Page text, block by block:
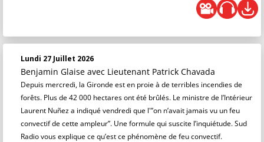
Lundi 27 Juillet 2026
Benjamin Glaise avec Lieutenant Patrick Chavada
Depuis mercredi, la Gironde est en proie à de terribles incendies de
forêts. Plus de 42 000 hectares ont été brûlés. Le ministre de l’Intérieur
Laurent Nuñez a indiqué vendredi que l'”on n’avait jamais vu un feu
convectif de cette ampleur”. Une formule qui suscite l’inquiétude. Sud
Radio vous explique ce qu’est ce phénomène de feu convectif.